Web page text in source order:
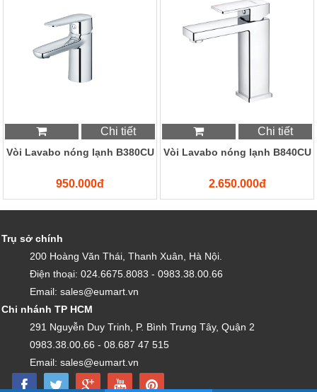
Chi tiết
Vòi Lavabo nóng lạnh B380CU
950.000đ
Chi tiết
Vòi Lavabo nóng lạnh B840CU
2.650.000đ
Trụ sở chính
200 Hoàng Văn Thái, Thanh Xuân, Hà Nội.
Điện thoại: 024.6675.8083 - 0983.38.00.66
Email: sales@eumart.vn
Chi nhánh TP HCM
291 Nguyễn Duy Trinh, P. Bình Trưng Tây, Quận 2
0983.38.00.66 - 08.687 47 515
Email: sales@eumart.vn